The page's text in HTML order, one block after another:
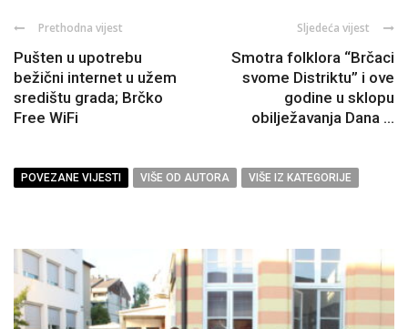
Prethodna vijest
Pušten u upotrebu
bežični internet u užem
središtu grada; Brčko
Free WiFi
Sljedeća vijest
Smotra folklora “Brčaci
svome Distriktu” i ove
godine u sklopu
obilježavanja Dana ...
POVEZANE VIJESTI VIŠE OD AUTORA VIŠE IZ KATEGORIJE